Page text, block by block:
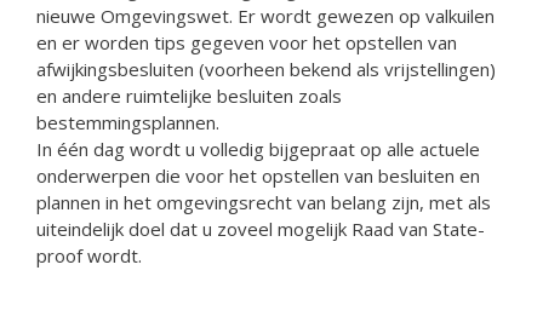
nieuwe Omgevingswet. Er wordt gewezen op valkuilen
en er worden tips gegeven voor het opstellen van
afwijkingsbesluiten (voorheen bekend als vrijstellingen)
en andere ruimtelijke besluiten zoals
bestemmingsplannen.
In één dag wordt u volledig bijgepraat op alle actuele
onderwerpen die voor het opstellen van besluiten en
plannen in het omgevingsrecht van belang zijn, met als
uiteindelijk doel dat u zoveel mogelijk Raad van State-
proof wordt.